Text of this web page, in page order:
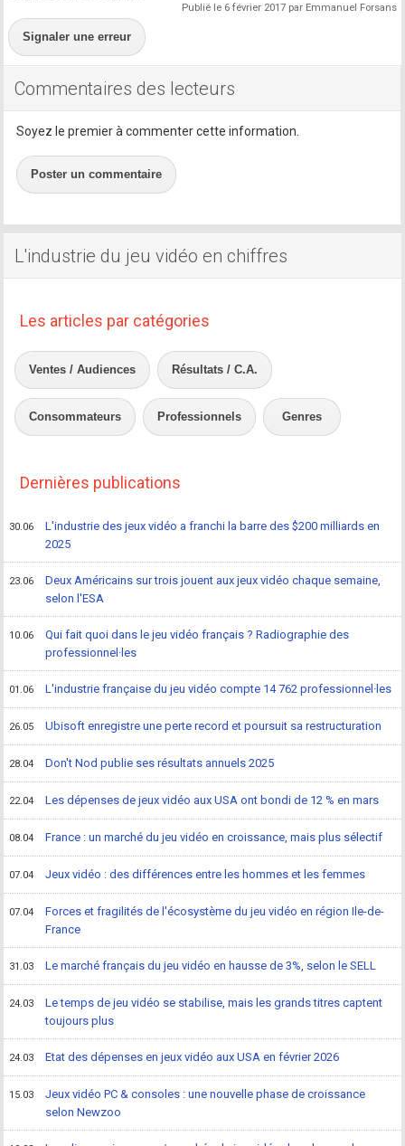
Publié le 6 février 2017 par Emmanuel Forsans
Signaler une erreur
Commentaires des lecteurs
Soyez le premier à commenter cette information.
Poster un commentaire
L'industrie du jeu vidéo en chiffres
Les articles par catégories
Ventes / Audiences Résultats / C.A.
Consommateurs Professionnels Genres
Dernières publications
30.06
L'industrie des jeux vidéo a franchi la barre des $200 milliards en
2025
23.06
Deux Américains sur trois jouent aux jeux vidéo chaque semaine,
selon l'ESA
10.06
Qui fait quoi dans le jeu vidéo français ? Radiographie des
professionnel·les
01.06 L'industrie française du jeu vidéo compte 14 762 professionnel·les
26.05 Ubisoft enregistre une perte record et poursuit sa restructuration
28.04 Don't Nod publie ses résultats annuels 2025
22.04 Les dépenses de jeux vidéo aux USA ont bondi de 12 % en mars
08.04 France : un marché du jeu vidéo en croissance, mais plus sélectif
07.04 Jeux vidéo : des différences entre les hommes et les femmes
07.04
Forces et fragilités de l'écosystème du jeu vidéo en région Ile-de-
France
31.03 Le marché français du jeu vidéo en hausse de 3%, selon le SELL
24.03
Le temps de jeu vidéo se stabilise, mais les grands titres captent
toujours plus
24.03 Etat des dépenses en jeux vidéo aux USA en février 2026
15.03
Jeux vidéo PC & consoles : une nouvelle phase de croissance
selon Newzoo